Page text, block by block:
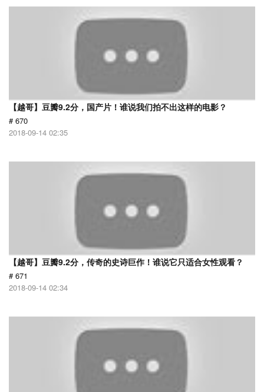
【越哥】豆瓣9.2分，国产片！谁说我们拍不出这样的电影？
# 670
2018-09-14 02:35
【越哥】豆瓣9.2分，传奇的史诗巨作！谁说它只适合女性观看？
# 671
2018-09-14 02:34